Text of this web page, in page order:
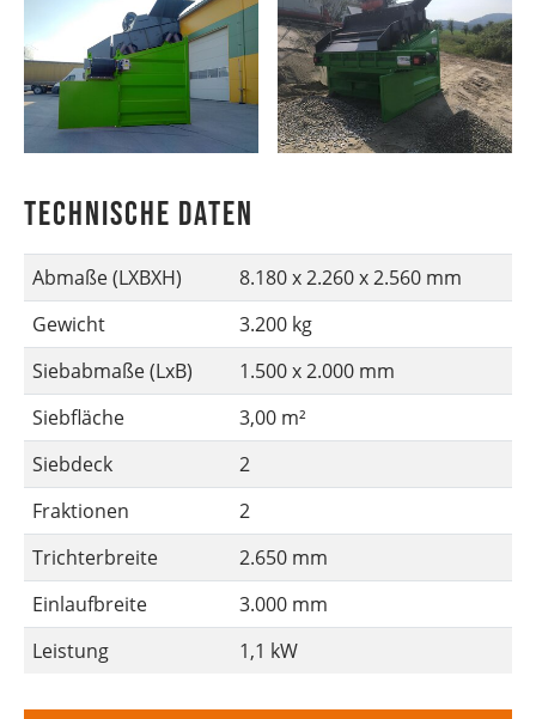
Technische Daten
Abmaße (LXBXH)
8.180 x 2.260 x 2.560 mm
Gewicht
3.200 kg
Siebabmaße (LxB)
1.500 x 2.000 mm
Siebfläche
3,00 m²
Siebdeck
2
Fraktionen
2
Trichterbreite
2.650 mm
Einlaufbreite
3.000 mm
Leistung
1,1 kW